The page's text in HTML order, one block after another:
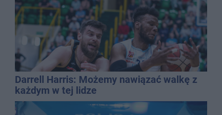
Darrell Harris: Możemy nawiązać walkę z
każdym w tej lidze